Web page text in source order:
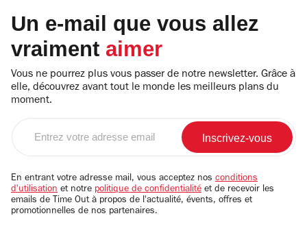
Un e-mail que vous allez
vraiment aimer
Vous ne pourrez plus vous passer de notre newsletter. Grâce à
elle, découvrez avant tout le monde les meilleurs plans du
moment.
email
En entrant votre adresse mail, vous acceptez nos conditions
d'utilisation et notre politique de confidentialité et de recevoir les
emails de Time Out à propos de l'actualité, évents, offres et
promotionnelles de nos partenaires.